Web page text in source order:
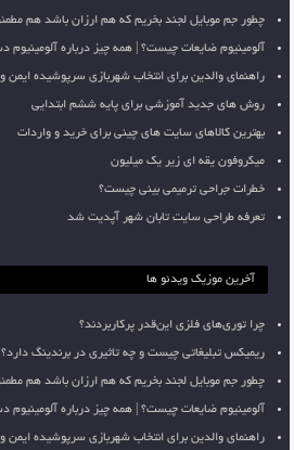
چطور جم موبایل لجند بخریم که هم ارزان باشد هم
آلومینیوم ضایعات چیست؟ | همه چیز درباره
راهنمای والدین برای انتخاب شهربازی سرپوشیده ایمن
روش های جدید آموزشی برای پایه ششم ابتدایی
بهترین کالاهای سایت های چینی برای خرید و واردات
میکروفون یقه ای زیر یک میلیون
خطرات جراحی ترمیمی بینی چیست؟
تعرفه طراحی سایت تابان شهر آپدیت شد
آخرین موزیک ویدئو ها
چرا توری‌های فلزی این‌قدر پرکاربردند؟
ریمیکس تبلیغاتی چیست و چه تاثیری در برندینگ دارد؟
چطور جم موبایل لجند بخریم که هم ارزان باشد هم
آلومینیوم ضایعات چیست؟ | همه چیز درباره
راهنمای والدین برای انتخاب شهربازی سرپوشیده ایمن